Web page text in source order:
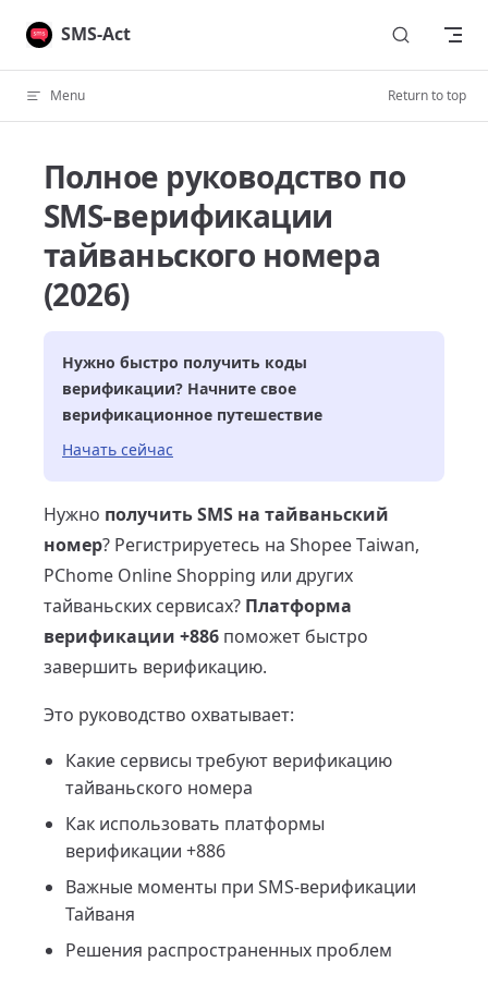
Skip to content
SMS-Act
Menu Return to top
Полное руководство по
SMS-верификации
тайваньского номера
(2026)
Нужно быстро получить коды
верификации? Начните свое
верификационное путешествие
Начать сейчас
Нужно получить SMS на тайваньский
номер? Регистрируетесь на Shopee Taiwan,
PChome Online Shopping или других
тайваньских сервисах? Платформа
верификации +886 поможет быстро
завершить верификацию.
Это руководство охватывает:
Какие сервисы требуют верификацию
тайваньского номера
Как использовать платформы
верификации +886
Важные моменты при SMS-верификации
Тайваня
Решения распространенных проблем